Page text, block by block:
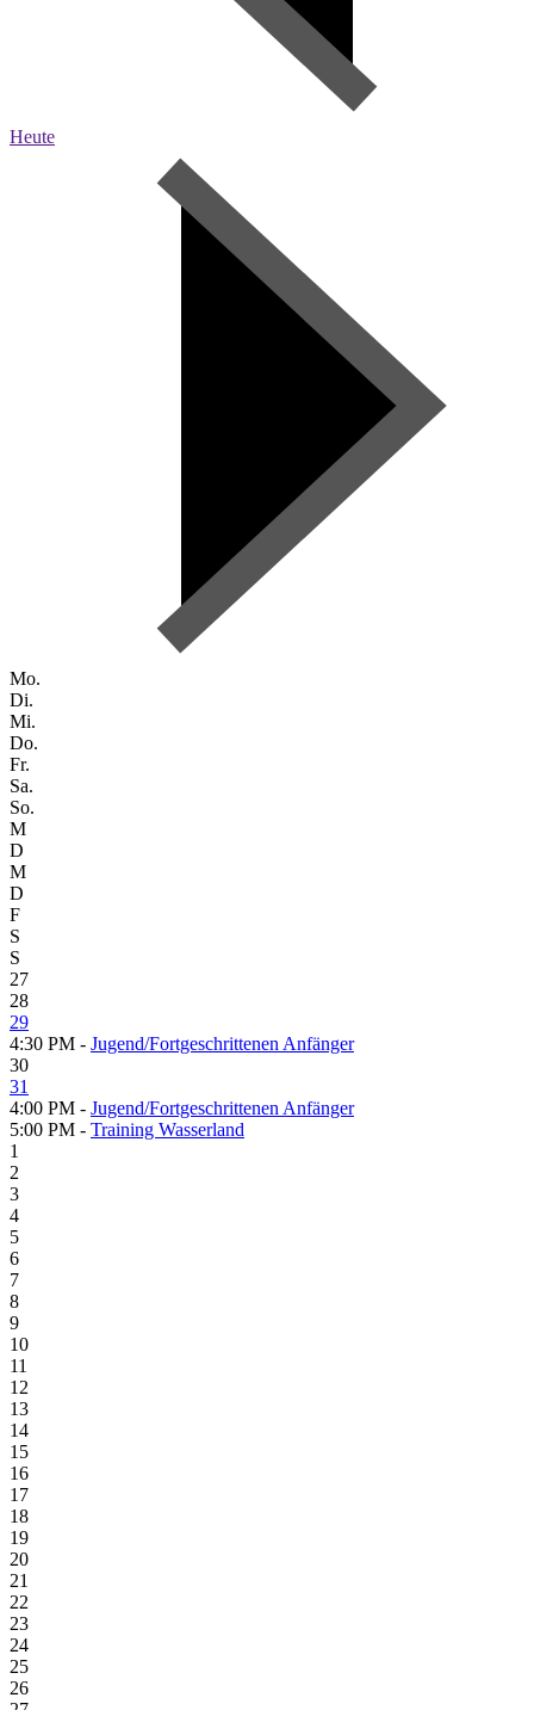
Heute
Mo.
Di.
Mi.
Do.
Fr.
Sa.
So.
M
D
M
D
F
S
S
27
28
29
4:30 PM - Jugend/Fortgeschrittenen Anfänger
30
31
4:00 PM - Jugend/Fortgeschrittenen Anfänger
5:00 PM - Training Wasserland
1
2
3
4
5
6
7
8
9
10
11
12
13
14
15
16
17
18
19
20
21
22
23
24
25
26